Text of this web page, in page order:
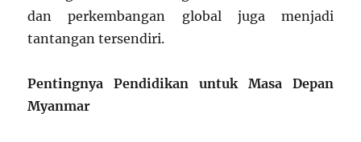
dan perkembangan global juga menjadi
tantangan tersendiri.
Pentingnya Pendidikan untuk Masa Depan
Myanmar